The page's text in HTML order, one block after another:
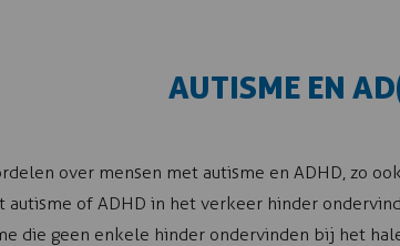
AUTISME EN
over mensen met autisme en ADHD, zo
autisme of ADHD in het verkeer hinder
die geen enkele hinder ondervinden bij het